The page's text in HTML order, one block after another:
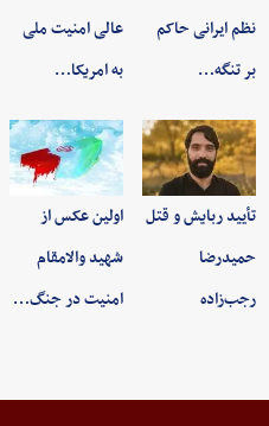
نظم ایرانی حاکم
بر تنگه…
عالی امنیت ملی
به امریکا…
تأیید ربایش و قتل
حمیدرضا
رجب‌زاده
اولین عکس از
شهید والامقام
امنیت در جنگ…